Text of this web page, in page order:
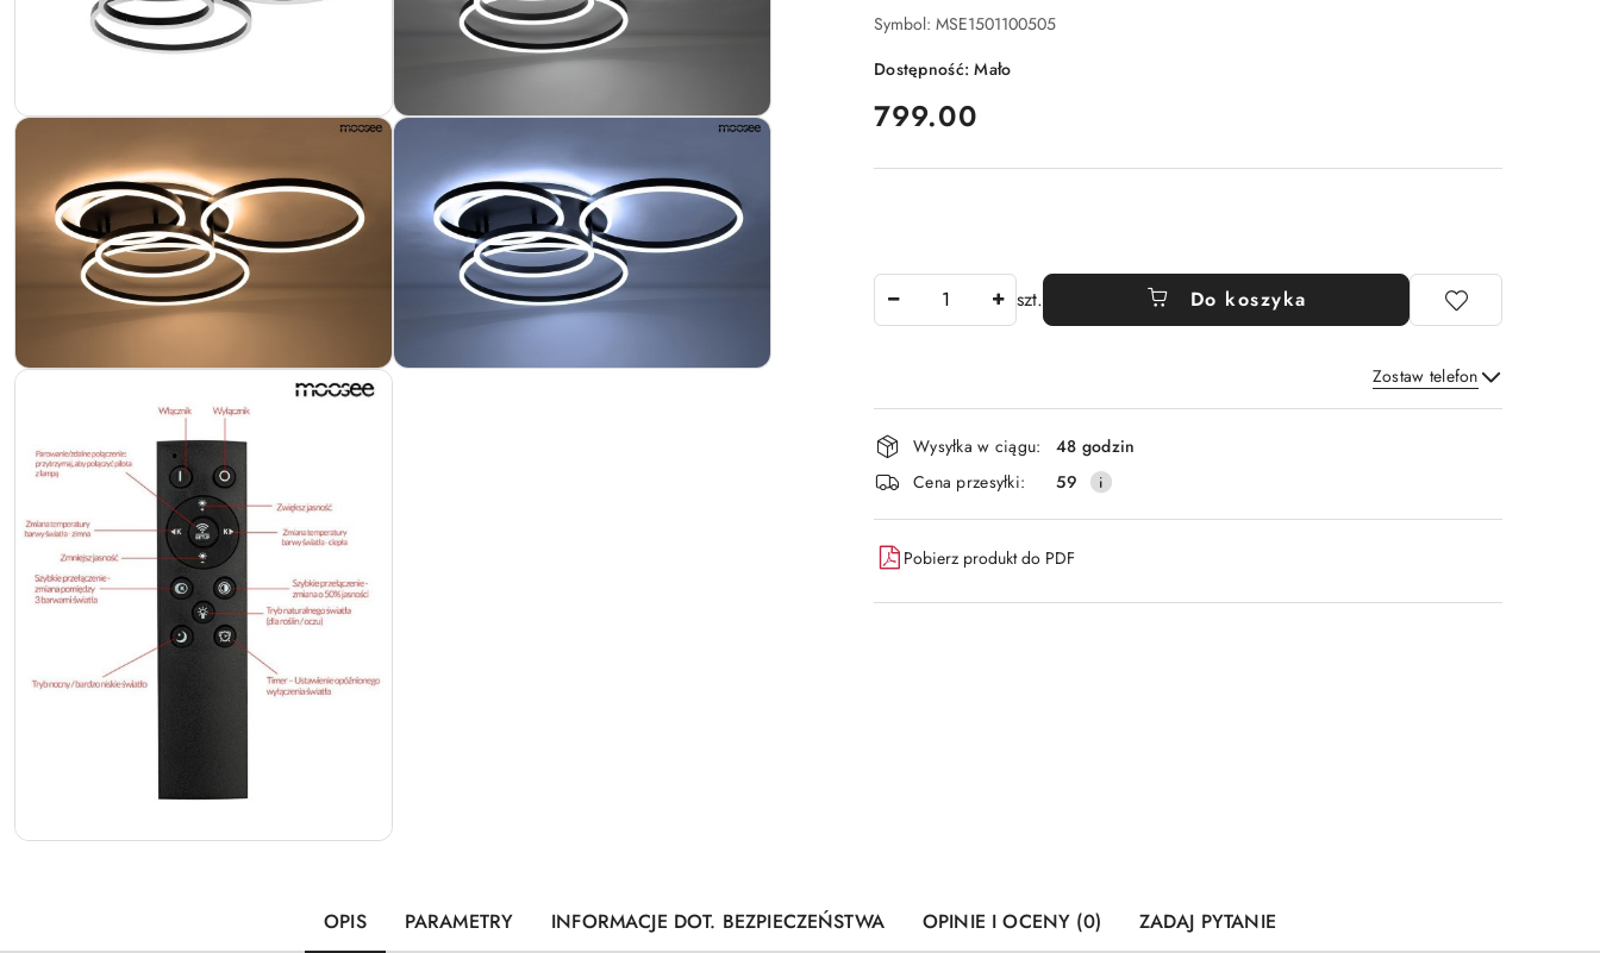
Symbol: MSE1501100505
Dostępność:Mało
cena:
799.00
szt. Do koszyka
Zostaw telefon
Wyślij
Dostępność
i
dostawa
Wysyłka w ciągu:
48 godzin
Cena przesyłki:
59
Pobierz produkt do PDF
OPIS PARAMETRY INFORMACJE DOT. BEZPIECZEŃSTWA OPINIE I OCENY (0) ZADAJ PYTANIE